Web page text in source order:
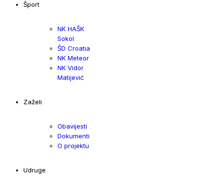
Šport
NK HAŠK
Sokol
ŠD Croatia
NK Meteor
NK Vidor
Matijević
Zaželi
Obavijesti
Dokumenti
O projektu
Udruge